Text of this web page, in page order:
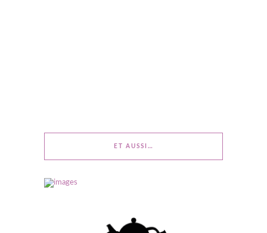
ET AUSSI…